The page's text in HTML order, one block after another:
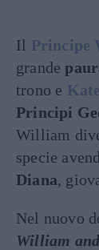
Il Principe
grande
trono e
Principi
William
specie
Diana,
Nel nuovo
William